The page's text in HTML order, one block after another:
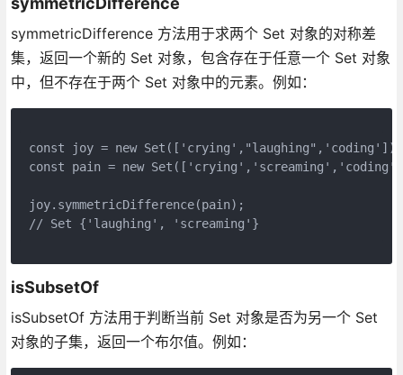
symmetricDifference 方法用于求两个 Set 对象的对称差
集，返回一个新的 Set 对象，包含存在于任意一个 Set 对象
中，但不存在于两个 Set 对象中的元素。例如：
const joy = new Set(['crying',"laughing",'coding']);
const pain = new
joy.symmetricDifference(pain);
// Set {'laughing', 'screaming'}
isSubsetOf
isSubsetOf 方法用于判断当前 Set 对象是否为另一个 Set
对象的子集，返回一个布尔值。例如：